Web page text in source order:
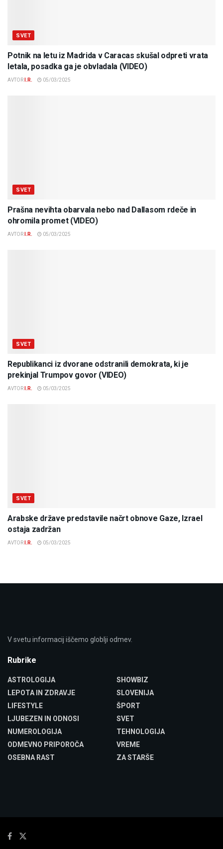
SVET
Potnik na letu iz Madrida v Caracas skušal odpreti vrata
letala, posadka ga je obvladala (VIDEO)
AVTOR I.R. 05/03/2025
SVET
Prašna nevihta obarvala nebo nad Dallasom rdeče in
ohromila promet (VIDEO)
AVTOR I.R. 05/03/2025
SVET
Republikanci iz dvorane odstranili demokrata, ki je
prekinjal Trumpov govor (VIDEO)
AVTOR I.R. 05/03/2025
SVET
Arabske države predstavile načrt obnove Gaze, Izrael
ostaja zadržan
AVTOR I.R. 05/03/2025
V svetu informacij iščemo globlji odmev.
Rubrike
ASTROLOGIJA
LEPOTA IN ZDRAVJE
LIFESTYLE
LJUBEZEN IN ODNOSI
NUMEROLOGIJA
ODMEVNO PRIPOROČA
OSEBNA RAST
SHOWBIZ
SLOVENIJA
ŠPORT
SVET
TEHNOLOGIJA
VREME
ZA STARŠE